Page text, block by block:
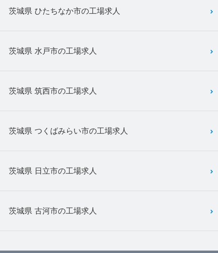
茨城県 ひたちなか市の工場求人
茨城県 水戸市の工場求人
茨城県 筑西市の工場求人
茨城県 つくばみらい市の工場求人
茨城県 日立市の工場求人
茨城県 古河市の工場求人